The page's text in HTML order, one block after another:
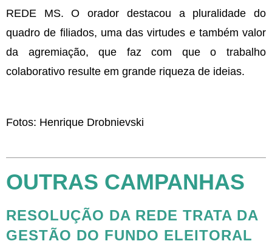
REDE MS. O orador destacou a pluralidade do
quadro de filiados, uma das virtudes e também valor
da agremiação, que faz com que o trabalho
colaborativo resulte em grande riqueza de ideias.
Fotos: Henrique Drobnievski
OUTRAS CAMPANHAS
RESOLUÇÃO DA REDE TRATA DA
GESTÃO DO FUNDO ELEITORAL